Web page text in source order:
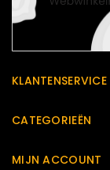
KLANTENSERVICE
CATEGORIEËN
MIJN ACCOUNT